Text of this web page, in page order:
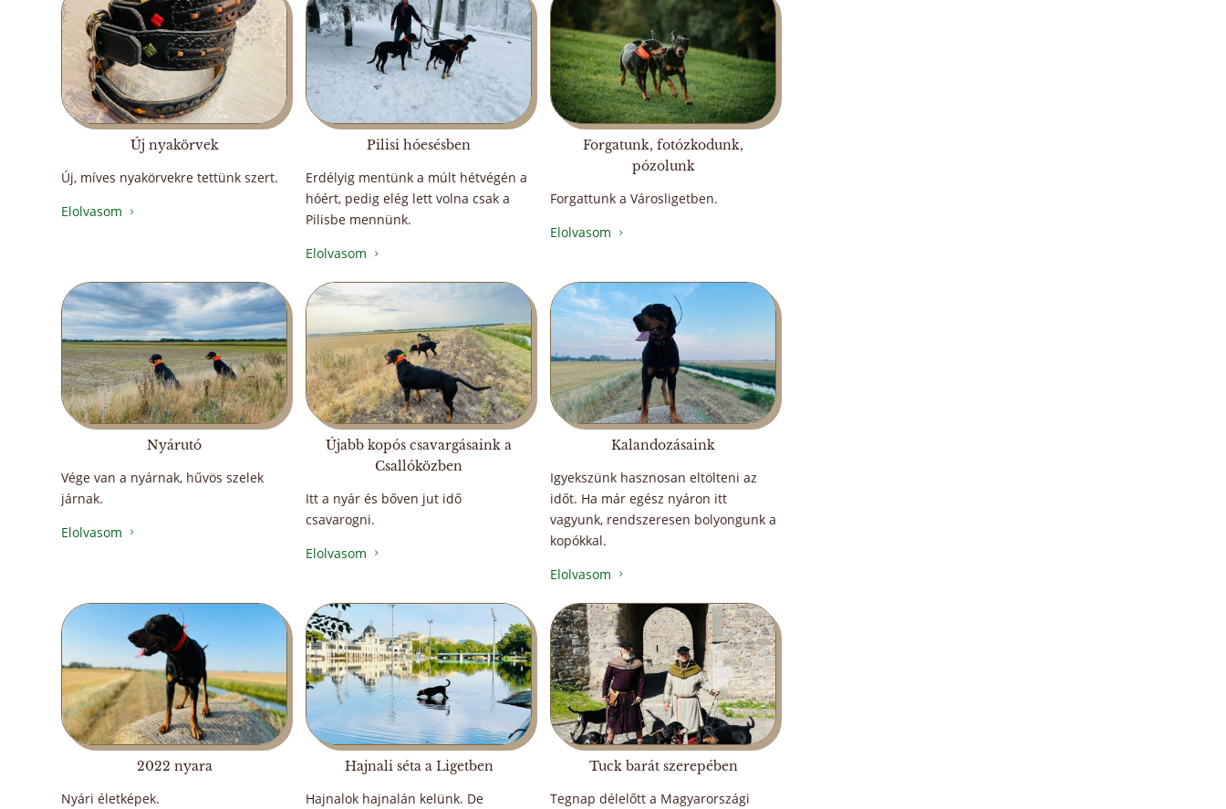
Új nyakörvek
Új, míves nyakörvekre tettünk szert.
Elolvasom
5
Pilisi hóesésben
Erdélyig mentünk a múlt hétvégén a
hóért, pedig elég lett volna csak a
Pilisbe mennünk.
Elolvasom
5
Forgatunk, fotózkodunk,
pózolunk
Forgattunk a Városligetben.
Elolvasom
5
Nyárutó
Vége van a nyárnak, hűvös szelek
járnak.
Elolvasom
5
Újabb kopós csavargásaink a
Csallóközben
Itt a nyár és bőven jut idő
csavarogni.
Elolvasom
5
Kalandozásaink
Igyekszünk hasznosan eltölteni az
időt. Ha már egész nyáron itt
vagyunk, rendszeresen bolyongunk a
kopókkal.
Elolvasom
5
2022 nyara
Nyári életképek.
Hajnali séta a Ligetben
Hajnalok hajnalán kelünk. De
Tuck barát szerepében
Tegnap délelőtt a Magyarországi